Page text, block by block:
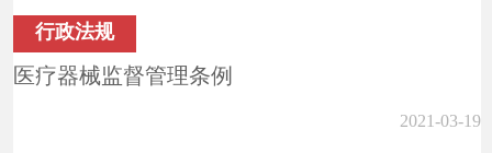
行政法规
医疗器械监督管理条例
2021-03-19